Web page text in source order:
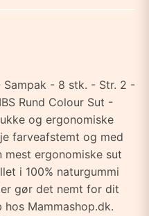
Sampak - 8 stk. - Str. 2 -
Rund Colour Sut -
og ergonomiske
farveafstemt og med
mest ergonomiske sut
i 100% naturgummi
gør det nemt for dit
hos Mammashop.dk.